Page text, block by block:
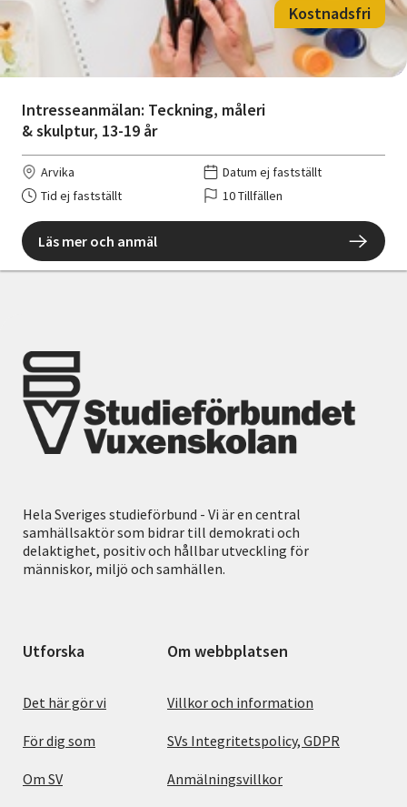
Intresseanmälan: Teckning, måleri
& skulptur, 13-19 år
Kostnadsfri
Arvika
Datum ej fastställt
Tid ej fastställt
10 Tillfällen
Läs mer och anmäl
Hela Sveriges studieförbund - Vi är en central
samhällsaktör som bidrar till demokrati och
delaktighet, positiv och hållbar utveckling för
människor, miljö och samhällen.
Utforska
Det här gör vi
För dig som
Om SV
Om webbplatsen
Villkor och information
SVs Integritetspolicy, GDPR
Anmälningsvillkor